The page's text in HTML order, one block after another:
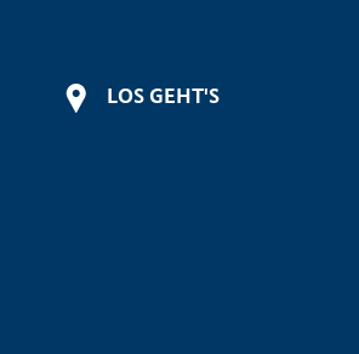
LOS GEHT'S